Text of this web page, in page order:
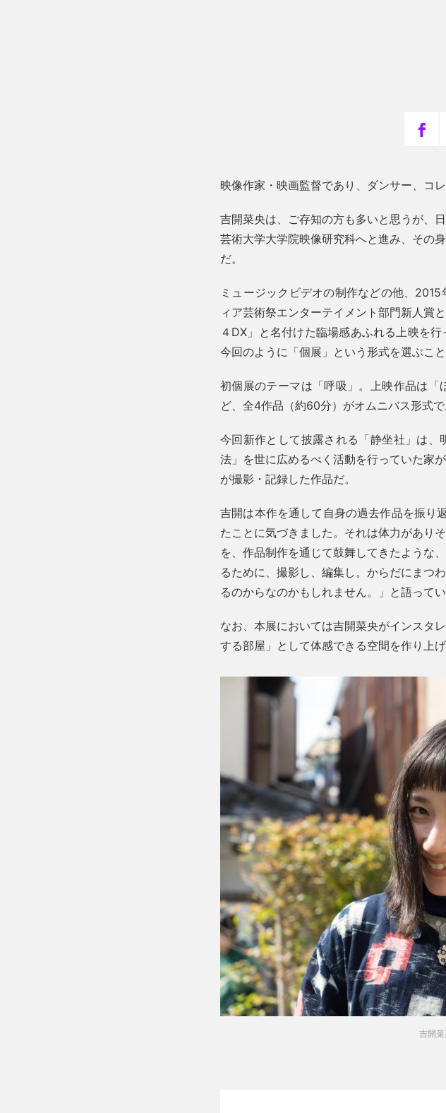
映像作家・映画監督であり、ダンサー、コ
吉開菜央は、ご存知の方も多いと思うが、
芸術大学大学院映像研究科へと進み、その
だ。
ミュージックビデオの制作などの他、
ィア芸術祭エンターテイメント部門新人賞
４DX」と名付けた臨場感あふれる上映を
今回のように「個展」という形式を選ぶこ
初個展のテーマは「呼吸」。上映作品は
ど、全4作品（約60分）がオムニバス形式で
今回新作として披露される「静坐社」は
法」を世に広めるべく活動を行っていた家
が撮影・記録した作品だ。
吉開は本作を通して自身の過去作品を振り
たことに気づきました。それは体力があり
を、作品制作を通じて鼓舞してきたような
るために、撮影し、編集し。からだにまつ
るのからなのかもしれません。」と語ってい
なお、本展においては吉開菜央がインスタ
する部屋」として体感できる空間を作り上げ
吉開菜